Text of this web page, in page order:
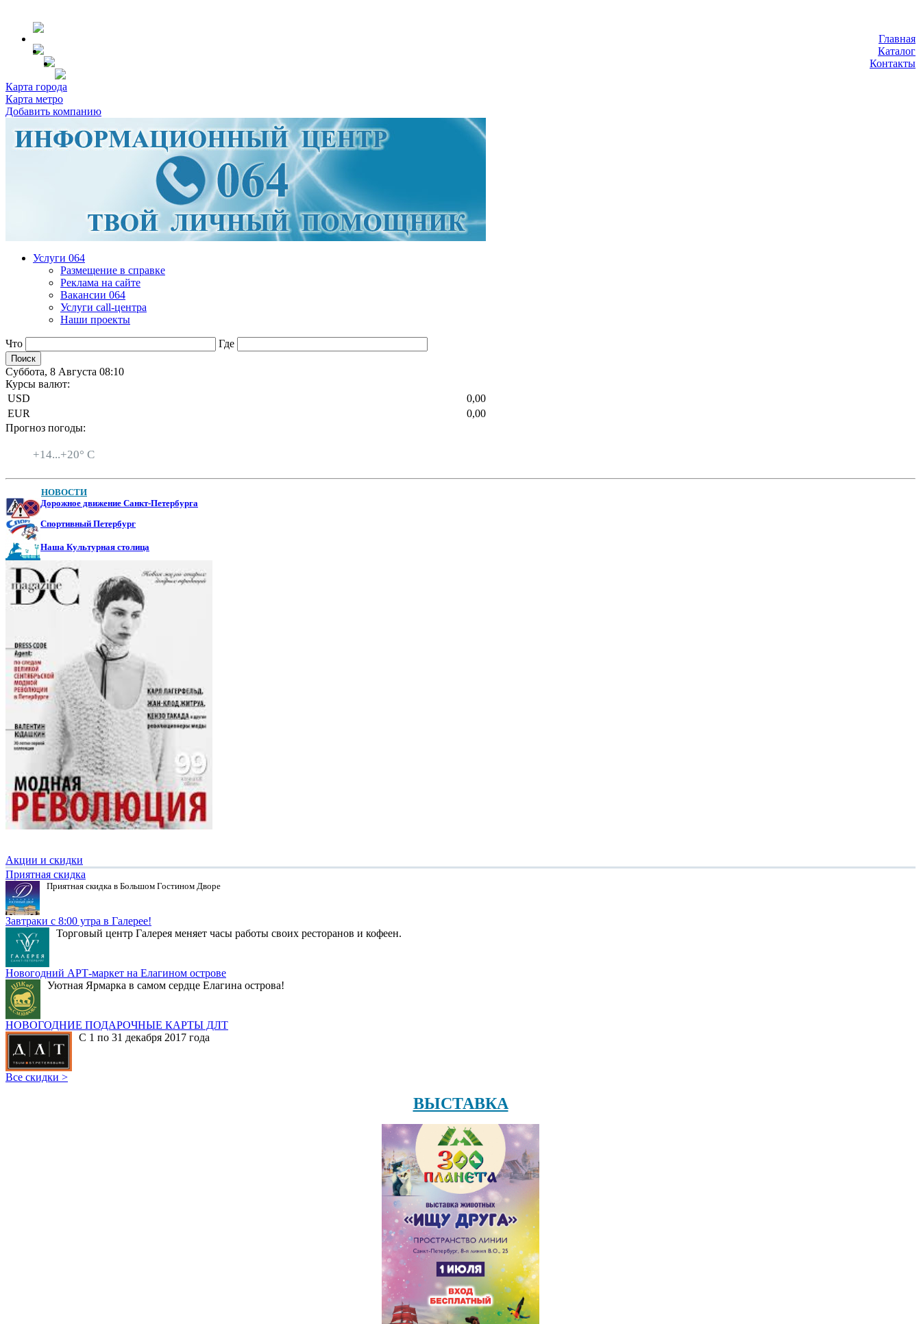
Главная
Каталог
Контакты
Карта города
Карта метро
Добавить компанию
Услуги 064
Размещение в справке
Реклама на сайте
Вакансии 064
Услуги call-центра
Наши проекты
Что Где
Суббота, 8 Августа 08:10
Курсы валют:
USD
0,00
EUR
0,00
Прогноз погоды:
+14...+20° C
НОВОСТИ
Дорожное движение Санкт-Петербурга
Спортивный Петербург
Наша Культурная столица
Акции и скидки
Приятная скидка
Приятная скидка в Большом Гостином Дворе
Завтраки с 8:00 утра в Галерее!
Торговый центр Галерея меняет часы работы своих ресторанов и кофеен.
Новогодний АРТ-маркет на Елагином острове
Уютная Ярмарка в самом сердце Елагина острова!
НОВОГОДНИЕ ПОДАРОЧНЫЕ КАРТЫ ДЛТ
С 1 по 31 декабря 2017 года
Все скидки >
ВЫСТАВКА